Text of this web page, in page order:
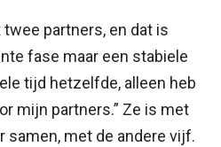
partners, en dat is
fase maar een stabiele
tijd hetzelfde, alleen heb
mijn partners.” Ze is met
samen, met de andere vijf.